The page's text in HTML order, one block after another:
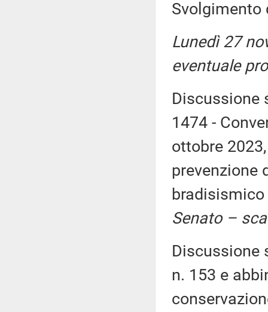
Lunedì 27
eventuale
Discussione
1474 -
ottobre
prevenzione
Senato –
Discussione
n. 153 e